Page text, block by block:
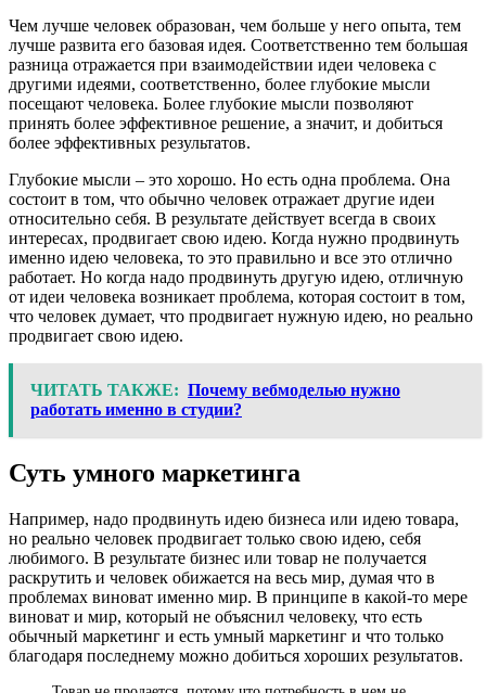
Чем лучше человек образован, чем больше у него опыта, тем
лучше развита его базовая идея. Соответственно тем большая
разница отражается при взаимодействии идеи человека с
другими идеями, соответственно, более глубокие мысли
посещают человека. Более глубокие мысли позволяют
принять более эффективное решение, а значит, и добиться
более эффективных результатов.
Глубокие мысли – это хорошо. Но есть одна проблема. Она
состоит в том, что обычно человек отражает другие идеи
относительно себя. В результате действует всегда в своих
интересах, продвигает свою идею. Когда нужно продвинуть
именно идею человека, то это правильно и все это отлично
работает. Но когда надо продвинуть другую идею, отличную
от идеи человека возникает проблема, которая состоит в том,
что человек думает, что продвигает нужную идею, но реально
продвигает свою идею.
ЧИТАТЬ ТАКЖЕ: Почему вебмоделью нужно
работать именно в студии?
Суть умного маркетинга
Например, надо продвинуть идею бизнеса или идею товара,
но реально человек продвигает только свою идею, себя
любимого. В результате бизнес или товар не получается
раскрутить и человек обижается на весь мир, думая что в
проблемах виноват именно мир. В принципе в какой-то мере
виноват и мир, который не объяснил человеку, что есть
обычный маркетинг и есть умный маркетинг и что только
благодаря последнему можно добиться хороших результатов.